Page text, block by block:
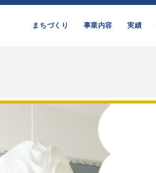
まちづくり 事業内容 実績